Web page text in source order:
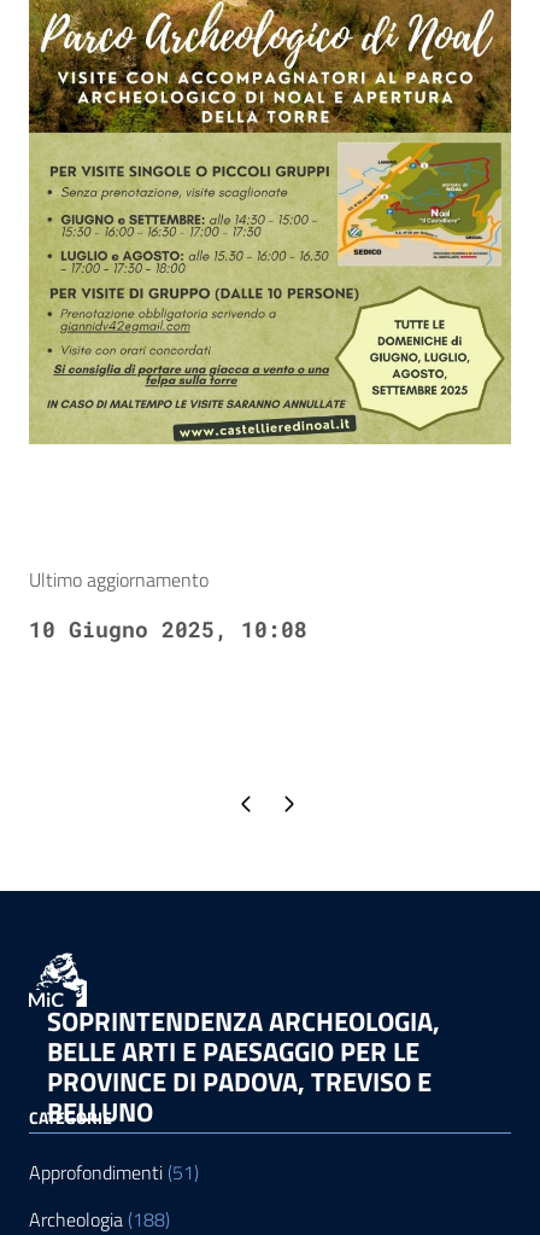
Ultimo aggiornamento
10 Giugno 2025, 10:08
Pagina precedente
Pagina successiva
SOPRINTENDENZA ARCHEOLOGIA,
BELLE ARTI E PAESAGGIO PER LE
PROVINCE DI PADOVA, TREVISO E
BELLUNO
CATEGORIE
Approfondimenti (51)
Archeologia (188)